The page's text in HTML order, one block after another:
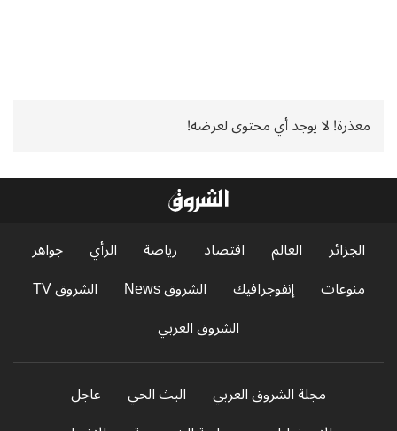
معذرة! لا يوجد أي محتوى لعرضه!
الجزائر العالم اقتصاد رياضة الرأي
جواهر
منوعات
إنفوجرافيك الشروق News
الشروق TV
الشروق العربي
مجلة الشروق العربي البث الحي
عاجل